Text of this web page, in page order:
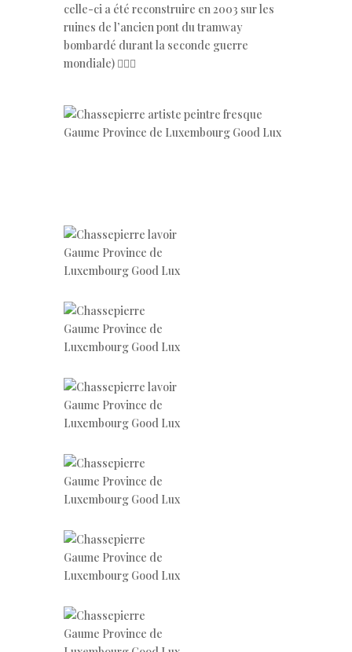
celle-ci a été reconstruire en 2003 sur les
ruines de l’ancien pont du tramway
bombardé durant la seconde guerre
mondiale) 🚴🏻‍♀️